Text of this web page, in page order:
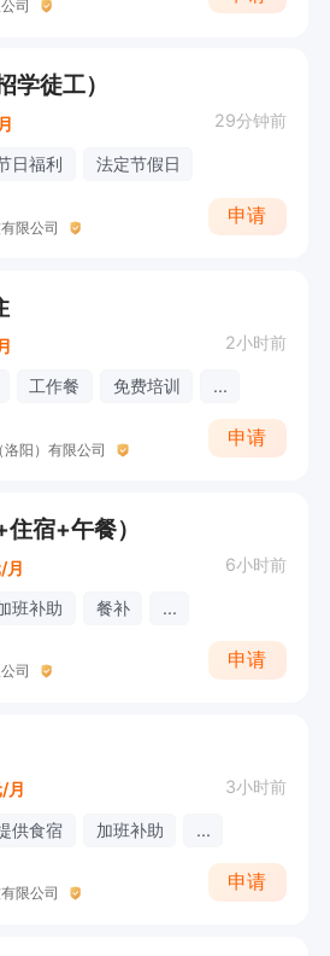
司
学徒工）
29分钟前
日福利 法定节假日
限公司
申请
2小时前
工作餐 免费培训 ...
阳）有限公司
申请
宿+午餐）
月 6小时前
班补助 餐补 ...
司
申请
月 3小时前
供食宿 加班补助 ...
限公司
申请